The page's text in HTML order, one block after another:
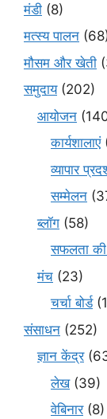
मंडी (8)
मत्स्य पालन
मौसम और खेती
समुदाय(202)
आयोजन
कार्यशालाएं
व्यापार
सम्मेलन
ब्लॉग (58)
सफलता की
मंच (23)
चर्चा बोर्ड
संसाधन (252)
ज्ञान केंद्र
लेख(39)
वेबिनार(8)